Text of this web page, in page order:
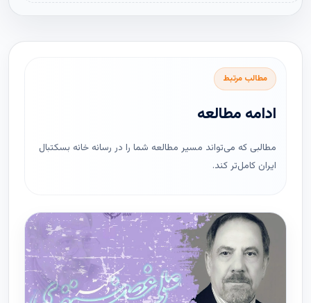
مطالب مرتبط
ادامه مطالعه
مطالبی که می‌تواند مسیر مطالعه شما را در رسانه خانه بسکتبال
ایران کامل‌تر کند.